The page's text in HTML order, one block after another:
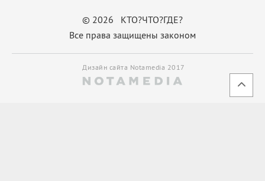
© 2026 КТО?ЧТО?ГДЕ?
Все права защищены законом
Дизайн сайта Notamedia 2017